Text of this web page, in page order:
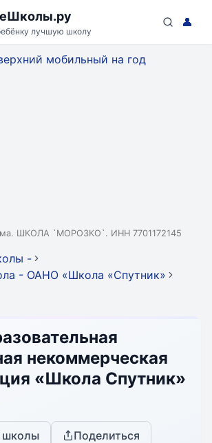
лучшую школу
👤
ШКОЛА `МОРОЗКО`. ИНН 7701172145
-
- ОАНО «Школа «Спутник»
некоммерческая
«Школа Спутник»
школы Поделиться